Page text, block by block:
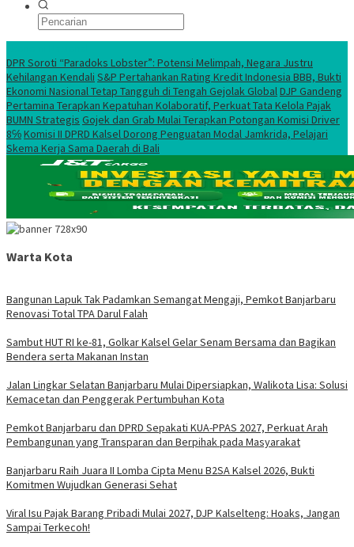
DPR Soroti “Paradoks Lobster”: Potensi Melimpah, Negara Justru
Kehilangan Kendali S&P Pertahankan Rating Kredit Indonesia BBB, Bukti
Ekonomi Nasional Tetap Tangguh di Tengah Gejolak GlobalDJP Gandeng
Pertamina Terapkan Kepatuhan Kolaboratif, Perkuat Tata Kelola Pajak
BUMN Strategis Gojek dan Grab Mulai Terapkan Potongan Komisi Driver
8℅Komisi II DPRD Kalsel Dorong Penguatan Modal Jamkrida, Pelajari
Skema Kerja Sama Daerah di Bali
Warta Kota
Bangunan Lapuk Tak Padamkan Semangat Mengaji, Pemkot Banjarbaru
Renovasi Total TPA Darul Falah
Sambut HUT RI ke-81, Golkar Kalsel Gelar Senam Bersama dan Bagikan
Bendera serta Makanan Instan
Jalan Lingkar Selatan Banjarbaru Mulai Dipersiapkan, Walikota Lisa: Solusi
Kemacetan dan Penggerak Pertumbuhan Kota
Pemkot Banjarbaru dan DPRD Sepakati KUA-PPAS 2027, Perkuat Arah
Pembangunan yang Transparan dan Berpihak pada Masyarakat
Banjarbaru Raih Juara II Lomba Cipta Menu B2SA Kalsel 2026, Bukti
Komitmen Wujudkan Generasi Sehat
Viral Isu Pajak Barang Pribadi Mulai 2027, DJP Kalselteng: Hoaks, Jangan
Sampai Terkecoh!